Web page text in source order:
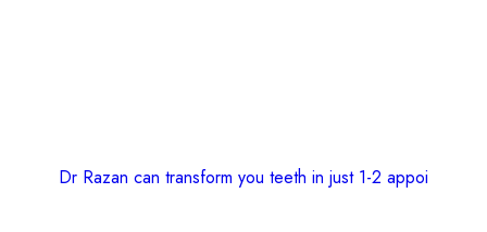
Dr Razan can transform you teeth in just 1-2 appoi